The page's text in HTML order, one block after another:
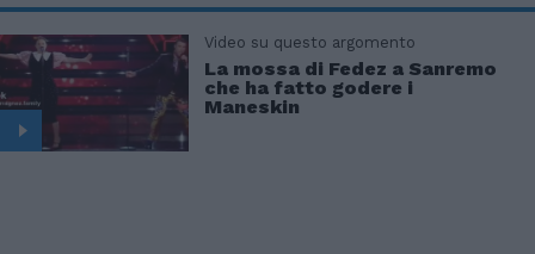
Video su questo argomento
La mossa di Fedez a Sanremo
che ha fatto godere i
Maneskin